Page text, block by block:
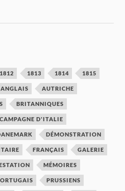
1812 1813 1814 1815
ANGLAIS AUTRICHE
BRITANNIQUES
CAMPAGNE D'ITALIE
DÉMONSTRATION
FRANÇAIS GALERIE
MÉMOIRES
PRUSSIENS